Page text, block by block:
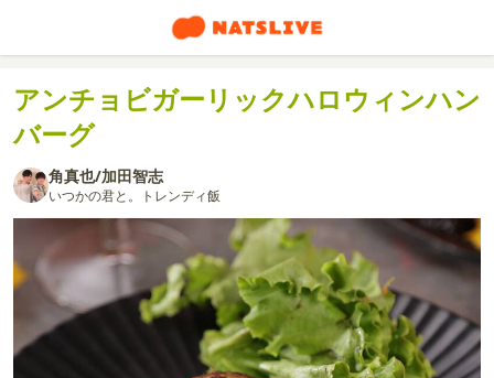
アンチョビガーリックハロウィンハン
バーグ
角真也/加田智志
いつかの君と。トレンディ飯